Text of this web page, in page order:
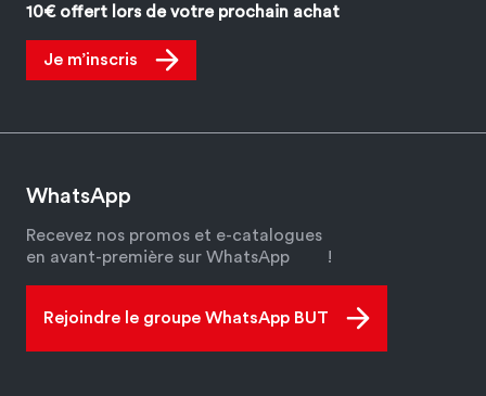
10€ offert lors de votre prochain achat
Je m’inscris
WhatsApp
Recevez nos promos et e-catalogues
en avant-première sur WhatsApp
!
Rejoindre le groupe WhatsApp BUT